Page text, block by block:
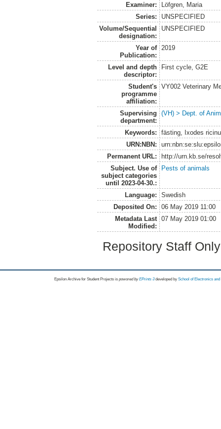
Examiner:
Löfgren, Maria
Series:
UNSPECIFIED
Volume/Sequential
designation:
UNSPECIFIED
Year of
Publication:
2019
Level and depth
descriptor:
First cycle, G2E
Student's
programme
affiliation:
VY002 Veterinary
Supervising
department:
(VH) > Dept. of
Keywords:
fästing, Ixodes
URN:NBN:
Permanent URL:
http://urn.kb.se/
Subject. Use of
subject categories
until 2023-04-30.:
Pests of animals
Language:
Swedish
Deposited On:
06 May 2019 11:00
Metadata Last
Modified:
07 May 2019 01:00
Repository Staff
Epsilon Archive for Student Projects is powored byEPrints 3 developed by School of Electronics